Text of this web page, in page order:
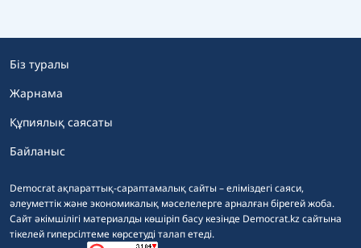
Democrat ақпараттық-сараптамалық сайты – еліміздегі саяси,
әлеуметтік және экономикалық мәселелерге арналған бірегей жоба.
Сайт әкімшілігі материалды көшіріп басу кезінде Democrat.kz сайтына
тікелей гиперсілтеме көрсетуді талап етеді.
Біз туралы
Жарнама
Құпиялық саясаты
Байланыс